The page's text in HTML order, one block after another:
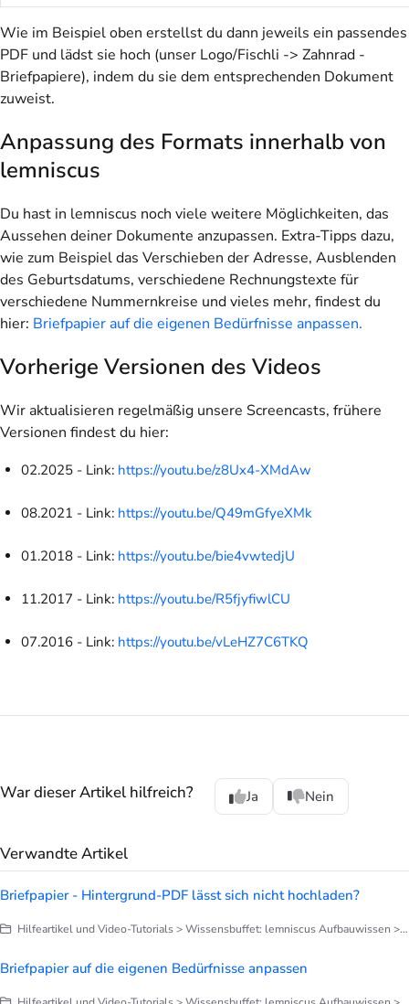
Wie im Beispiel oben erstellst du dann jeweils ein passendes
PDF und lädst sie hoch (unser Logo/Fischli -> Zahnrad -
Briefpapiere), indem du sie dem entsprechenden Dokument
zuweist.
Anpassung des Formats innerhalb von
lemniscus
Du hast in lemniscus noch viele weitere Möglichkeiten, das
Aussehen deiner Dokumente anzupassen. Extra-Tipps dazu,
wie zum Beispiel das Verschieben der Adresse, Ausblenden
des Geburtsdatums, verschiedene Rechnungstexte für
verschiedene Nummernkreise und vieles mehr, findest du
hier: Briefpapier auf die eigenen Bedürfnisse anpassen.
Vorherige Versionen des Videos
Wir aktualisieren regelmäßig unsere Screencasts, frühere
Versionen findest du hier:
02.2025 - Link: https://youtu.be/z8Ux4-XMdAw
08.2021 - Link: https://youtu.be/Q49mGfyeXMk
01.2018 - Link: https://youtu.be/bie4vwtedjU
11.2017 - Link: https://youtu.be/R5fjyfiwlCU
07.2016 - Link: https://youtu.be/vLeHZ7C6TKQ
War dieser Artikel hilfreich? Ja Nein
Verwandte Artikel
Briefpapier - Hintergrund-PDF lässt sich nicht hochladen?
Hilfeartikel und Video-Tutorials > Wissensbuffet: lemniscus Aufbauwissen > Briefe, Notizen, Dokumentation > Briefpapier anpassen
Briefpapier auf die eigenen Bedürfnisse anpassen